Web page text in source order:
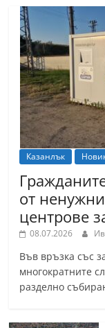
Казанлък
от
центрове
08.07.2026
Във връзка със
многократните
разделно